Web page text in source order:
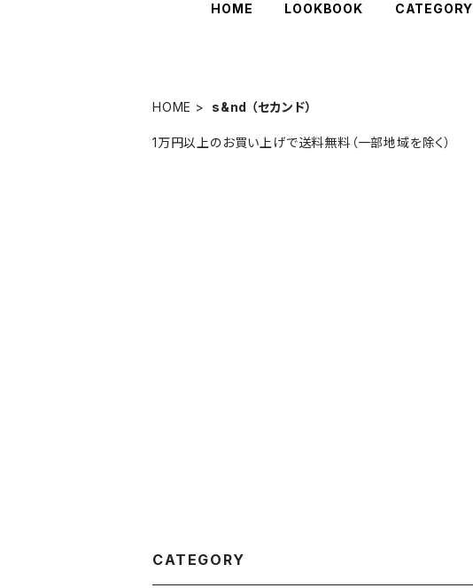
HOME LOOKBOOK CATEGORY
HOME s&nd （セカンド）
1万円以上のお買い上げで送料無料（一部地域を除く）
CATEGORY